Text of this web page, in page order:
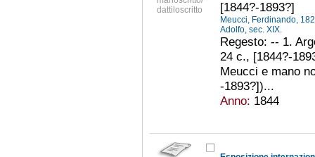
dattiloscritto
[1844?-1893?]
Meucci, Ferdinando,
Adolfo, sec. XIX.
Regesto: -- 1.
24 c., [1844?-
Meucci e mano
-1893?])...
Anno: 1844